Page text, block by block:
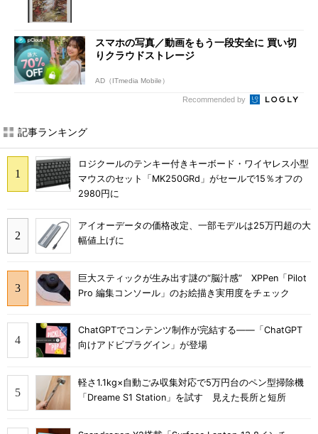
スマホの写真／動画をもう一段安全に 買い切
りクラウドストレージ
AD（ITmedia Mobile）
Recommended by
記事ランキング
ロジクールのテンキー付きキーボード・ワイヤレス小型
マウスのセット「MK250GRd」がセールで15％オフの
2980円に
アイオーデータの価格改定、一部モデルは25万円超の大
幅値上げに
巨大スティックが生み出す謎の“脳汁感” XPPen「Pilot
Pro 編集コンソール」のお絵描き実用度をチェック
ChatGPTでコンテンツ制作が完結する――「ChatGPT
向けアドビプラグイン」が登場
軽さ1.1kg×自動ごみ収集対応で5万円台のペン型掃除機
「Dreame S1 Station」を試す 見えた長所と短所